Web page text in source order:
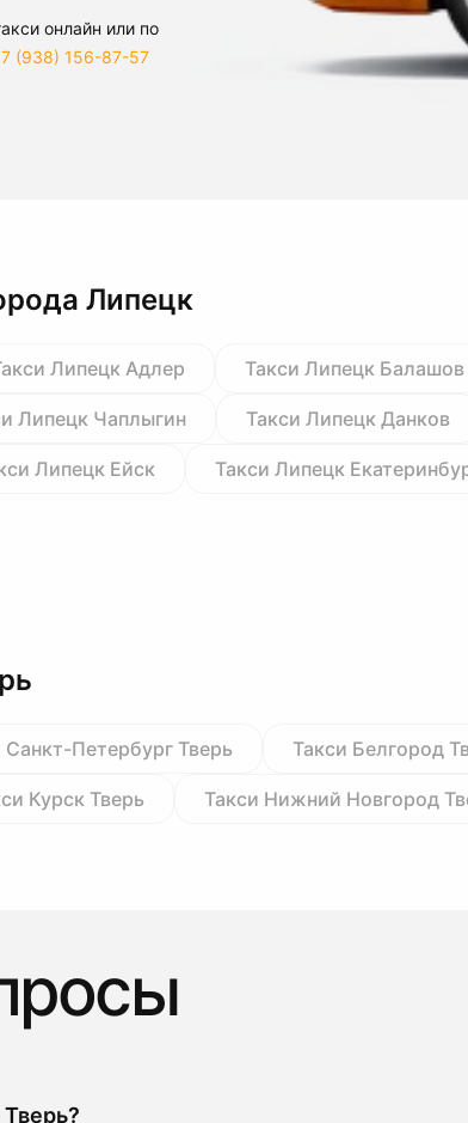
онлайн или по
(938) 156-87-57
Липецк
Липецк Адлер Такси Липецк Балашов
Липецк Чаплыгин Такси Липецк Данков
Липецк Ейск Такси Липецк
Санкт-Петербург Тверь Такси Белгород
Курск Тверь Такси Нижний Новгород